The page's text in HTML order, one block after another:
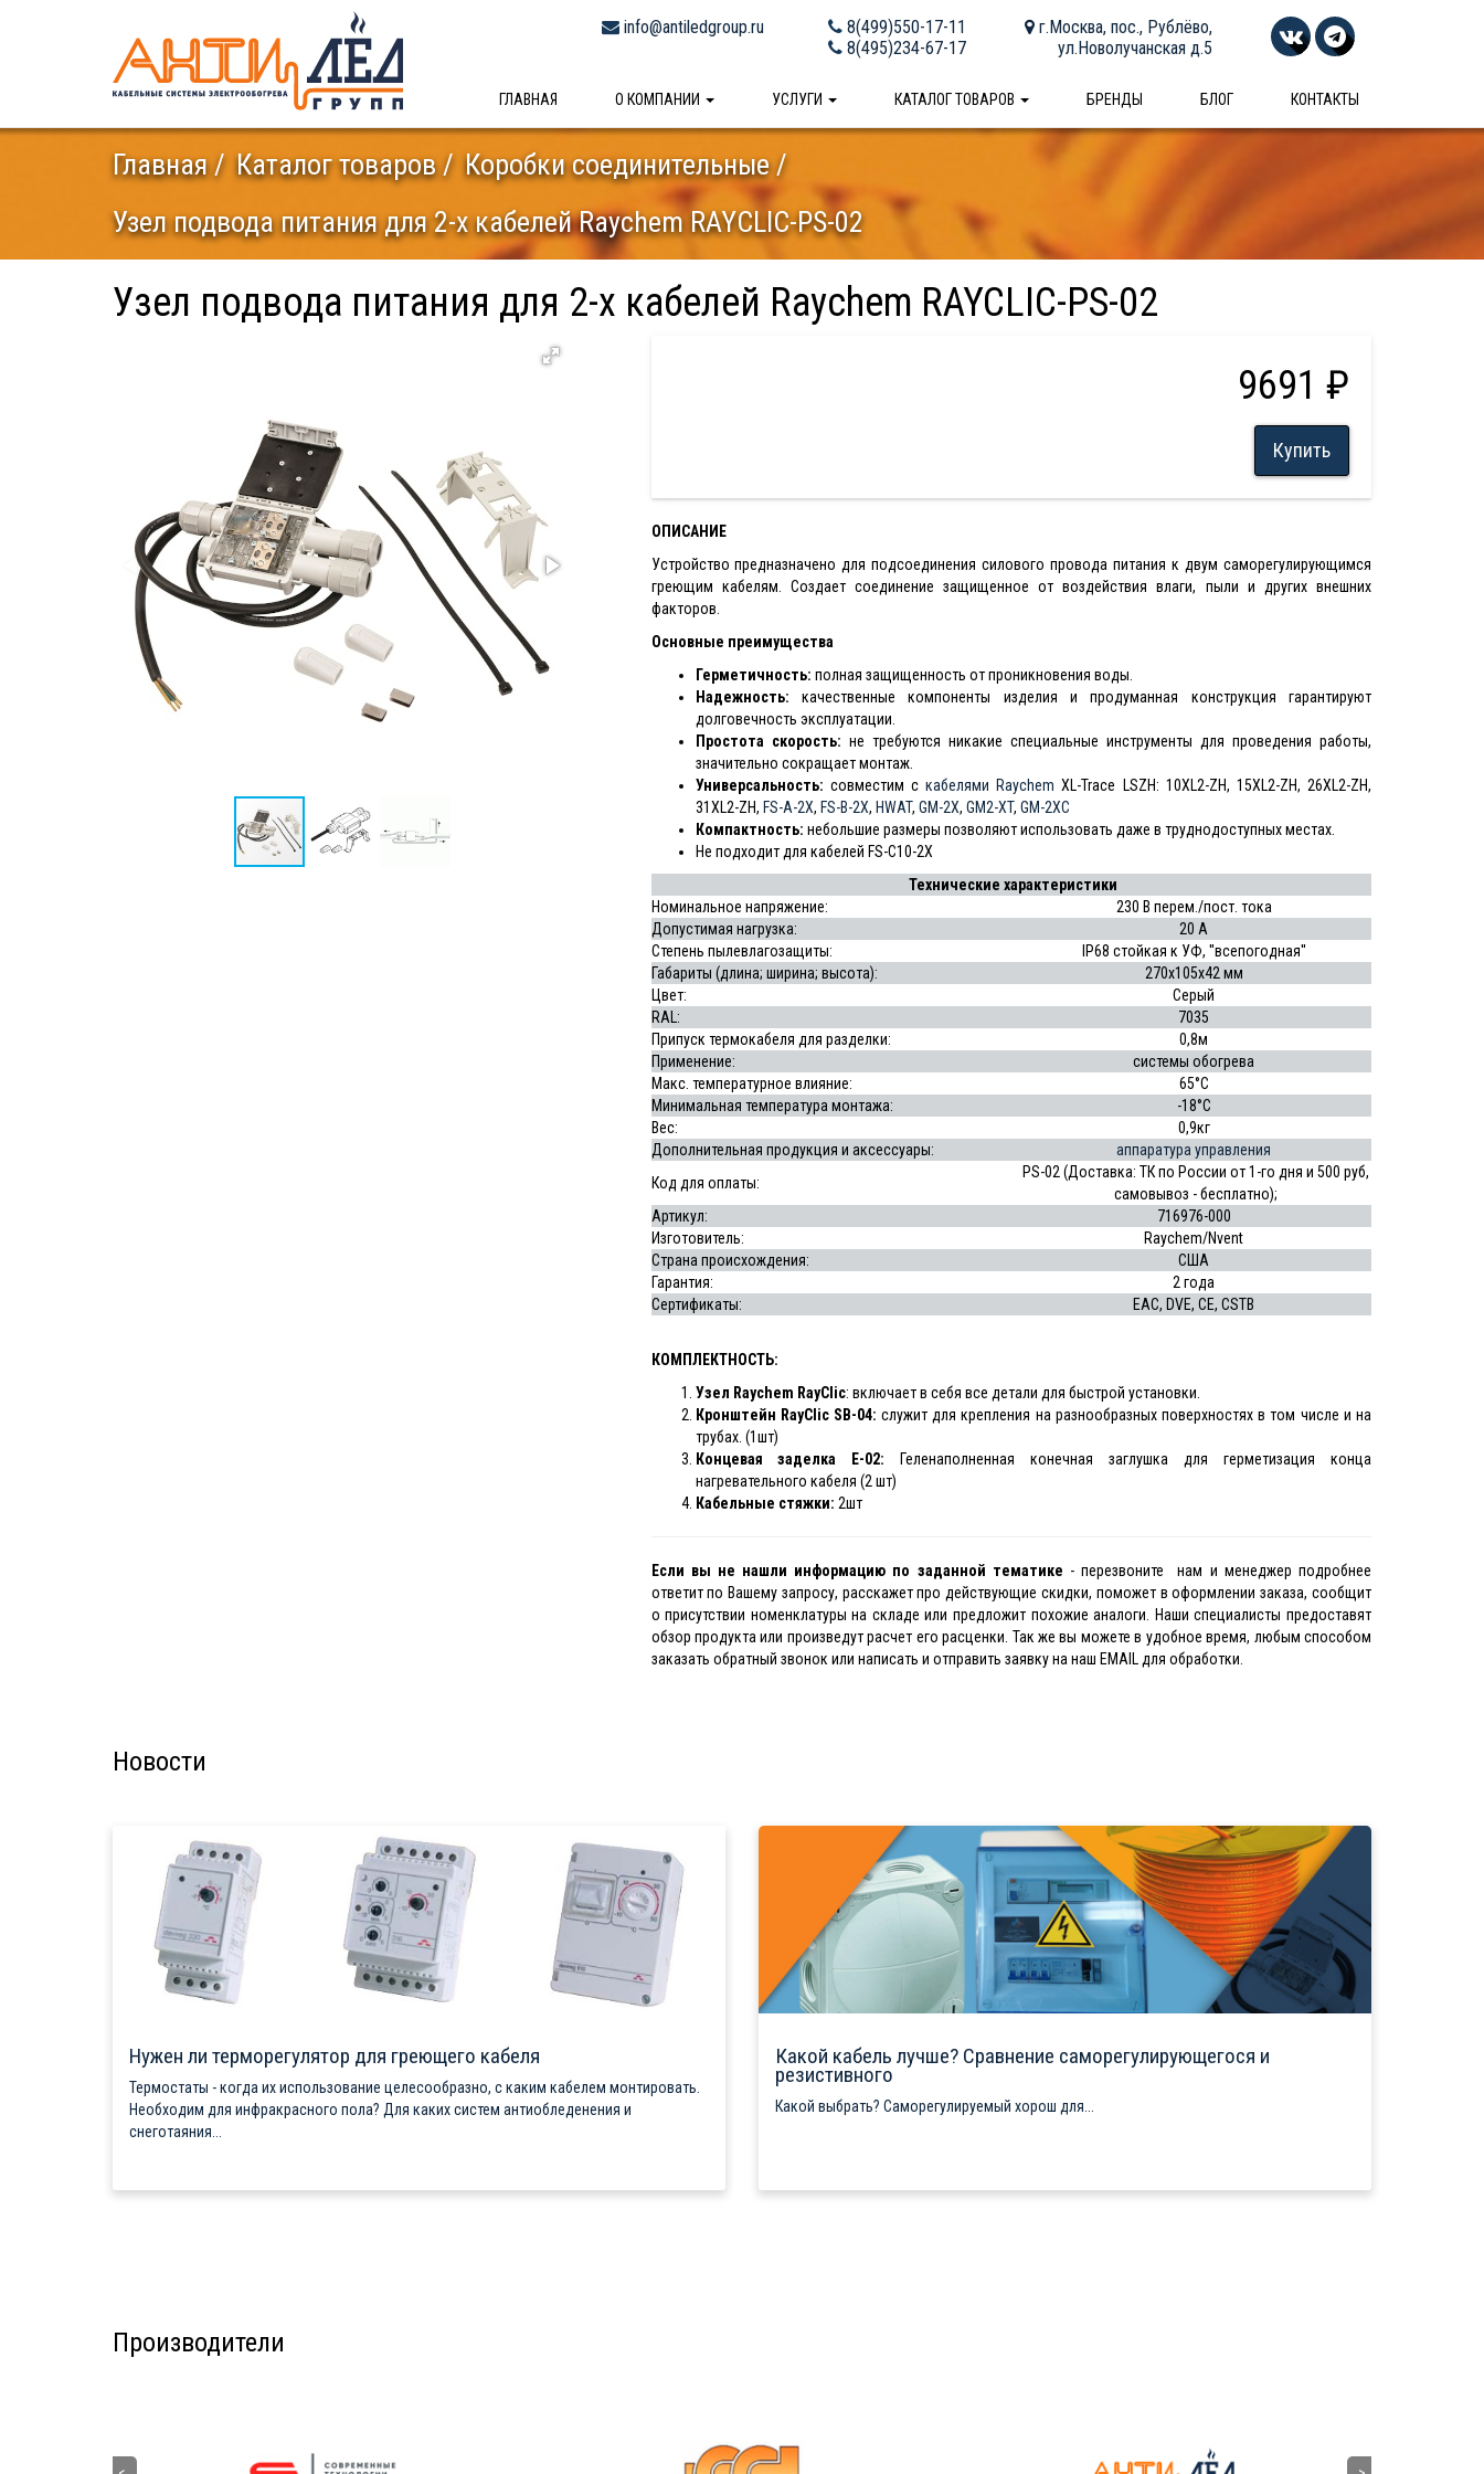
info@antiledgroup.ru
8(499)550-17-11
8(495)234-67-17
г.Москва, пос., Рублёво,
ул.Новолучанская д.5
ГЛАВНАЯ О КОМПАНИИ УСЛУГИ КАТАЛОГ ТОВАРОВ БРЕНДЫ БЛОГ КОНТАКТЫ
Главная Каталог товаров
Коробки соединительные
Узел подвода питания для 2-х кабелей Raychem RAYCLIC-PS-02
Узел подвода питания для 2-х кабелей Raychem RAYCLIC-PS-02
9691 ₽
Купить
ОПИСАНИЕ
Устройство предназначено для подсоединения силового провода питания к двум саморегулирующимся
греющим кабелям. Создает соединение защищенное от воздействия влаги, пыли и других внешних
факторов.
Основные преимущества
Герметичность: полная защищенность от проникновения воды.
Надежность: качественные компоненты изделия и продуманная конструкция гарантируют
долговечность эксплуатации.
Простота скорость: не требуются никакие специальные инструменты для проведения работы,
значительно сокращает монтаж.
Универсальность: совместим с кабелями Raychem XL-Trace LSZH: 10XL2-ZH, 15XL2-ZH, 26XL2-ZH,
31XL2-ZH, FS-A-2X, FS-B-2X, HWAT, GM-2X, GM2-XT, GM-2XC
Компактность: небольшие размеры позволяют использовать даже в труднодоступных местах.
Не подходит для кабелей FS-C10-2X
Технические характеристики
Номинальное напряжение:
230 В перем./пост. тока
Допустимая нагрузка:
20 А
Степень пылевлагозащиты:
IP68 стойкая к УФ, ''всепогодная''
Габариты (длина; ширина; высота):
270х105х42 мм
Цвет:
Серый
RAL:
7035
Припуск термокабеля для разделки:
0,8м
Применение:
системы обогрева
Макс. температурное влияние:
65°C
Минимальная температура монтажа:
-18°C
Вес:
0,9кг
Дополнительная продукция и аксессуары:
аппаратура управления
Код для оплаты:
PS-02 (Доставка: ТК по России от 1-го дня и 500 руб,
самовывоз - бесплатно);
Артикул:
716976-000
Изготовитель:
Raychem/Nvent
Страна происхождения:
США
Гарантия:
2 года
Сертификаты:
EAC, DVE, CE, CSTB
КОМПЛЕКТНОСТЬ:
Узел Raychem RayClic: включает в себя все детали для быстрой установки.
Кронштейн RayClic SB-04:служит для крепления на разнообразных поверхностях в том числе и на
трубах. (1шт)
Концевая заделка E-02: Геленаполненная конечная заглушка для герметизация конца
нагревательного кабеля (2 шт)
Кабельные стяжки: 2шт
Если вы не нашли информацию по заданной тематике - перезвоните нам и менеджер подробнее
ответит по Вашему запросу, расскажет про действующие скидки, поможет в оформлении заказа, сообщит
о присутствии номенклатуры на складе или предложит похожие аналоги. Наши специалисты предоставят
обзор продукта или произведут расчет его расценки. Так же вы можете в удобное время, любым способом
заказать обратный звонок или написать и отправить заявку на наш EMAIL для обработки.
Новости
Нужен ли терморегулятор для греющего кабеля
Термостаты - когда их использование целесообразно, с каким кабелем монтировать.
Необходим для инфракрасного пола? Для каких систем антиобледенения и
снеготаяния...
Какой кабель лучше? Сравнение саморегулирующегося и
резистивного
Какой выбрать? Саморегулируемый хорош для...
Производители